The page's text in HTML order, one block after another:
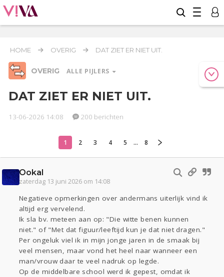
HOME OVERIG DAT ZIET ER NIET UIT.
OVERIG ALLE PIJLERS
Relaties Werk & Studie Geld & Recht
Overig
Actueel
Lijf & Lijn
Kinderen
Digi
Zwanger
Psyche Thuis
Klussen
Sport
Contact
Lezen
DAT ZIET ER NIET UIT.
13-06-2026 14:08 200 berichten
1 2 3 4 5 ... 8
Ookal
zaterdag 13 juni 2026 om 14:08
Negatieve opmerkingen over andermans uiterlijk vind ik
altijd erg vervelend.
Ik sla bv. meteen aan op: "Die witte benen kunnen
niet." of "Met dat figuur/leeftijd kun je dat niet dragen."
Per ongeluk viel ik in mijn jonge jaren in de smaak bij
veel mensen, maar vond het heel naar wanneer een
man/vrouw daar te veel nadruk op legde.
Op de middelbare school werd ik gepest, omdat ik